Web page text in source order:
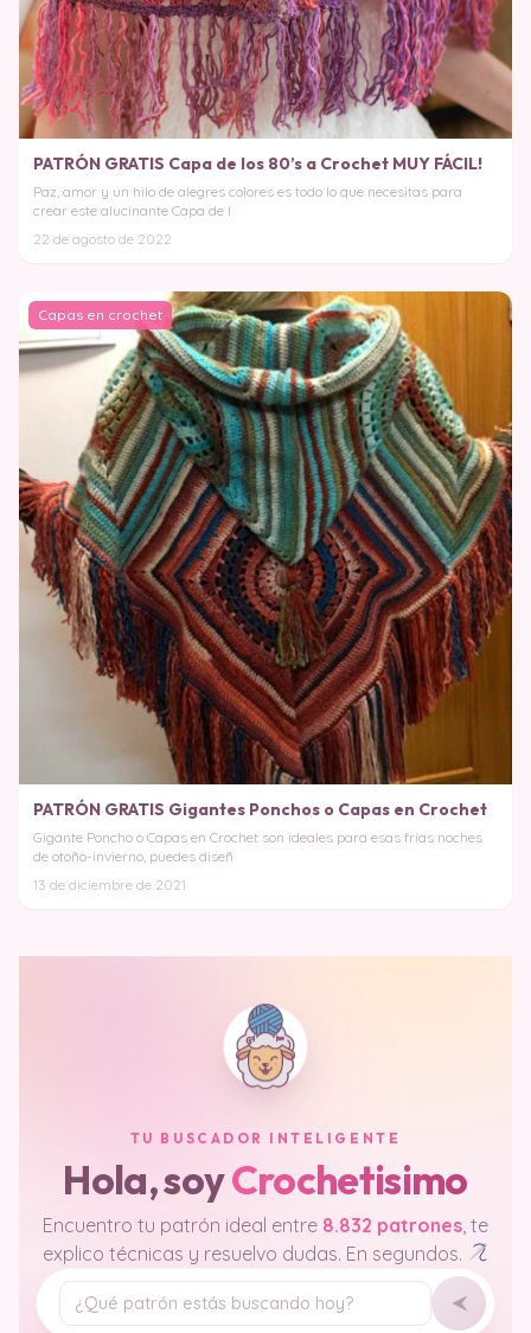
PATRÓN GRATIS Capa de los 80’s a Crochet MUY FÁCIL!
Paz, amor y un hilo de alegres colores es todo lo que necesitas para
crear este alucinante Capa de l
22 de agosto de 2022
Capas en crochet
PATRÓN GRATIS Gigantes Ponchos o Capas en Crochet
Gigante Poncho o Capas en Crochet son ideales para esas frías noches
de otoño-invierno, puedes diseñ
13 de diciembre de 2021
TU BUSCADOR INTELIGENTE
Hola, soyCrochetisimo
Encuentro tu patrón ideal entre 8.832 patrones , te
explico técnicas y resuelvo dudas. En segundos.
Tu pregunta